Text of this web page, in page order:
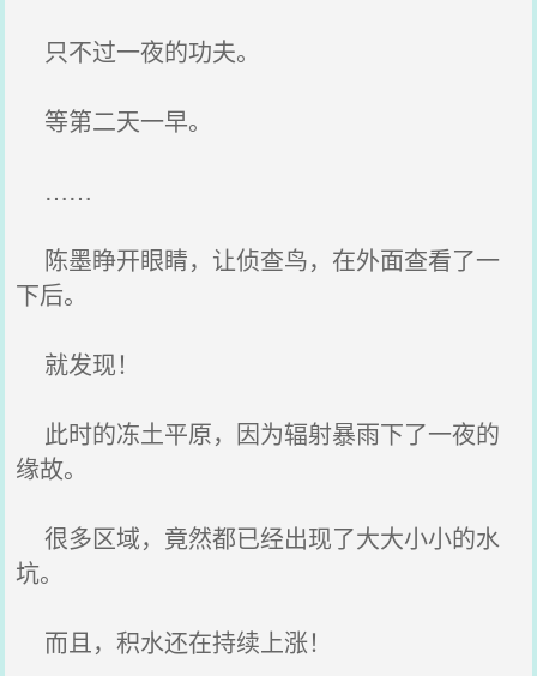
只不过一夜的功夫。
等第二天一早。
……
陈墨睁开眼睛，让侦查鸟，在外面查看了一
下后。
就发现！
此时的冻土平原，因为辐射暴雨下了一夜的
缘故。
很多区域，竟然都已经出现了大大小小的水
坑。
而且，积水还在持续上涨！